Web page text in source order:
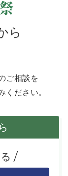
ら
ご相談を
ください。